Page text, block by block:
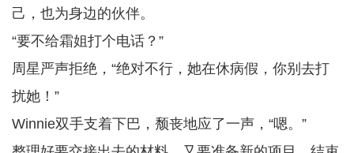
己，也为身边的伙伴。
“要不给霜姐打个电话？”
周星严声拒绝，“绝对不行，她在休病假，你别去打
扰她！”
Winnie双手支着下巴，颓丧地应了一声，“嗯。”